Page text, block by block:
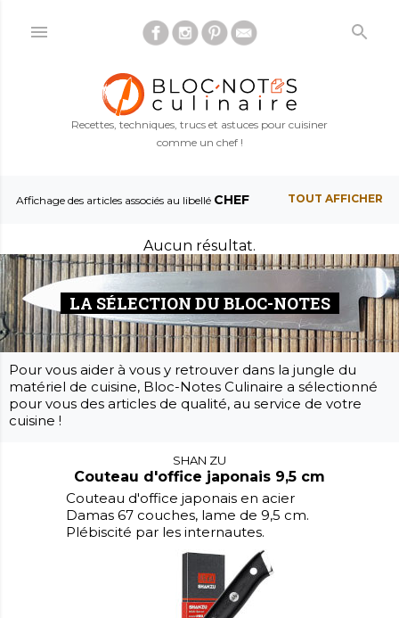
Accéder au contenu principal
Recettes, techniques, trucs et astuces pour cuisiner
comme un chef !
t
i
c
l
e
s
Affichage des articles associés au libellé CHEF TOUT AFFICHER
Aucun résultat.
LA SÉLECTION DU BLOC-NOTES
Pour vous aider à vous y retrouver dans la jungle du
matériel de cuisine, Bloc-Notes Culinaire a sélectionné
pour vous des articles de qualité, au service de votre
cuisine !
SHAN ZU
Couteau d'office japonais 9,5 cm
Couteau d'office japonais en acier
Damas 67 couches, lame de 9,5 cm.
Plébiscité par les internautes.